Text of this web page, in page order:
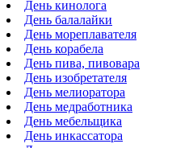
День кинолога
День балалайки
День мореплавателя
День корабела
День пива, пивовара
День изобретателя
День мелиоратора
День медработника
День мебельщика
День инкассатора